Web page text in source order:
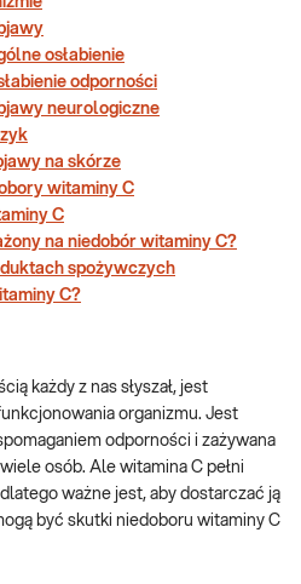
osłabienie
odporności
neurologiczne
na skórze
witaminy C
C
na niedobór witaminy C?
spożywczych
C?
każdy z nas słyszał, jest
organizmu. Jest
odporności i zażywana
osób. Ale witamina C pełni
ważne jest, aby dostarczać ją
być skutki niedoboru witaminy C